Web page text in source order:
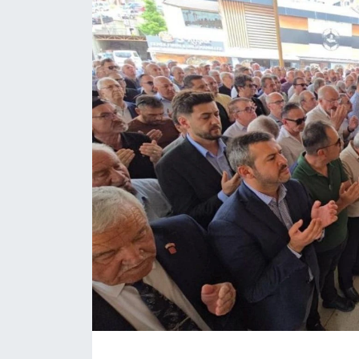
Daday Haberleri
Devrekani Haberleri
Doğanyurt Haberleri
Hanönü Haberleri
İhsangazi Haberleri
İnebolu Haberleri
Küre Haberleri
Merkez Haberleri